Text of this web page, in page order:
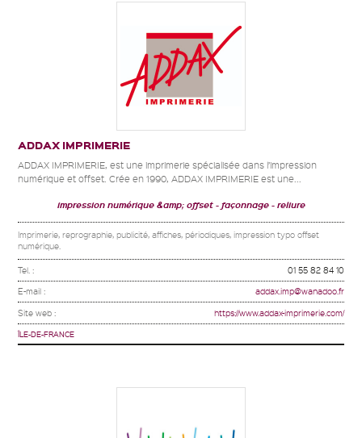
ADDAX IMPRIMERIE
ADDAX IMPRIMERIE, est une imprimerie spécialisée dans l’impression
numérique et offset. Crée en 1990, ADDAX IMPRIMERIE est une...
impression numérique &amp; offset façonnage reliure
Imprimerie, reprographie, publicité, affiches, périodiques, impression typo offset
numérique.
Tel. : 01 55 82 84 10
E-mail : addax.imp@wanadoo.fr
Site web : https://www.addax-imprimerie.com/
ÎLE-DE-FRANCE